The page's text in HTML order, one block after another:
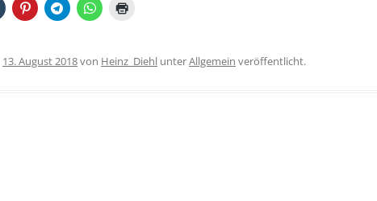
13. August 2018von Heinz_Diehl unterAllgemein veröffentlicht.